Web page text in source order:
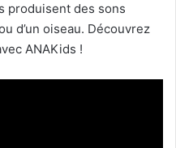
produisent des sons
d’un oiseau. Découvrez
ANAKids !